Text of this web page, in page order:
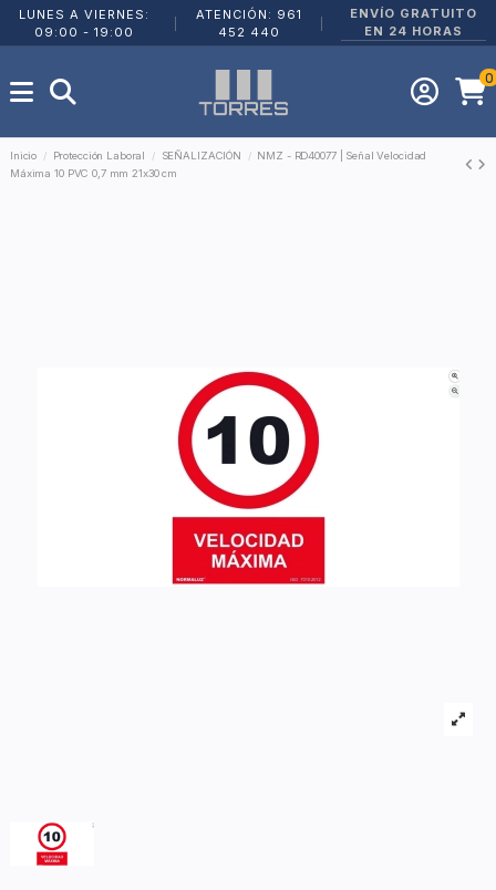
LUNES A VIERNES:
09:00 - 19:00
ATENCIÓN: 961
452 440
ENVÍO GRATUITO
EN 24 HORAS
0
Inicio Protección Laboral SEÑALIZACIÓN
NMZ - RD40077 | Señal Velocidad
Máxima 10 PVC 0,7 mm 21x30 cm